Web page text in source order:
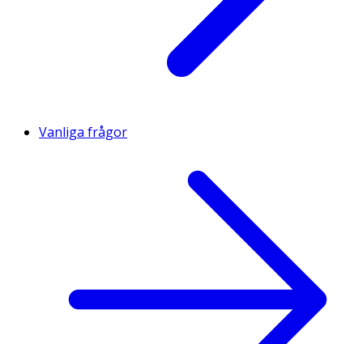
Vanliga frågor